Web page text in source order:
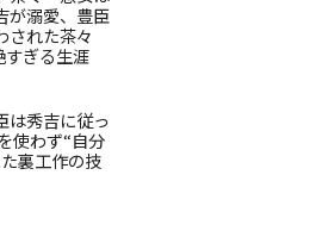
が溺愛、豊臣
された茶々
ぎる生涯
は秀吉に従っ
使わず“自分
裏工作の技